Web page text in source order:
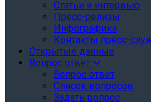
Статьи и интервью
Пресс-релизы
Инфографика
Контакты пресс-
Открытые данные
Вопрос ответ
Вопрос ответ
Список вопросов
Задать вопрос